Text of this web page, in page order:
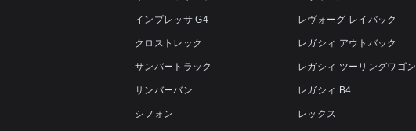
インプレッサ G4
クロストレック
サンバートラック
サンバーバン
シフォン
レヴォーグ レイバック
レガシィ アウトバック
レガシィ ツーリングワゴン
レガシィ B4
レックス